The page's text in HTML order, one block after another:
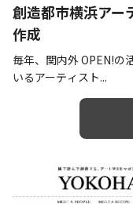
創造都市横浜アー
作成
毎年、関内外 OPEN!の
いるアーティスト...